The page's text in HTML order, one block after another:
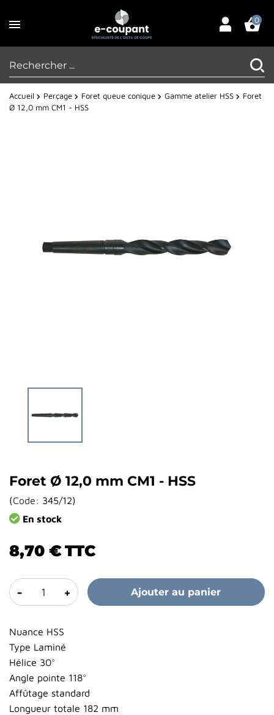
0
Accueil Perçage Foret queue conique Gamme atelier HSS
Foret
Ø 12,0 mm CM1 - HSS
Foret Ø 12,0 mm CM1 - HSS
(Code: 345/12)
En stock
8,70 €TTC
- + Ajouter au panier
Nuance HSS
Type Laminé
Hélice 30°
Angle pointe 118°
Affûtage standard
Longueur totale 182 mm